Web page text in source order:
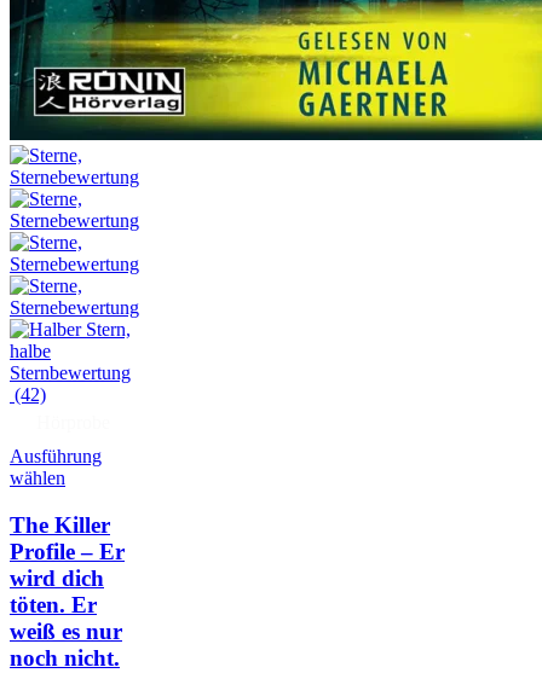
(42)
Ausführung
wählen
The Killer
Profile – Er
wird dich
töten. Er
weiß es nur
noch nicht.